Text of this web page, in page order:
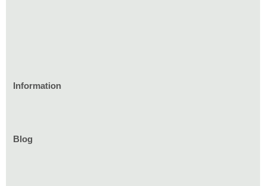
家づくりのイベント情報
Information
お知らせ一覧
Blog